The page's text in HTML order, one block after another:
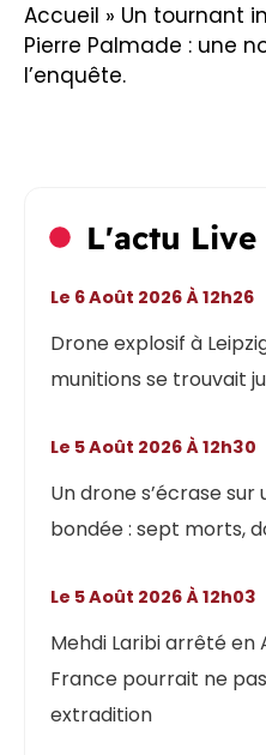
Accueil » Un tournant
Pierre Palmade : une
l’enquête.
L'actu Live
Drone explosif à
munitions se trouvait
Le 6 Août 2026 À 12h26
Un drone s’écrase sur
bondée : sept morts,
Le 5 Août 2026 À 12h30
Mehdi Laribi arrêté en
France pourrait ne
extradition
Le 5 Août 2026 À 12h03